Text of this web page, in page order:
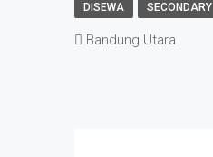
DISEWA SECONDARY
Bandung Utara